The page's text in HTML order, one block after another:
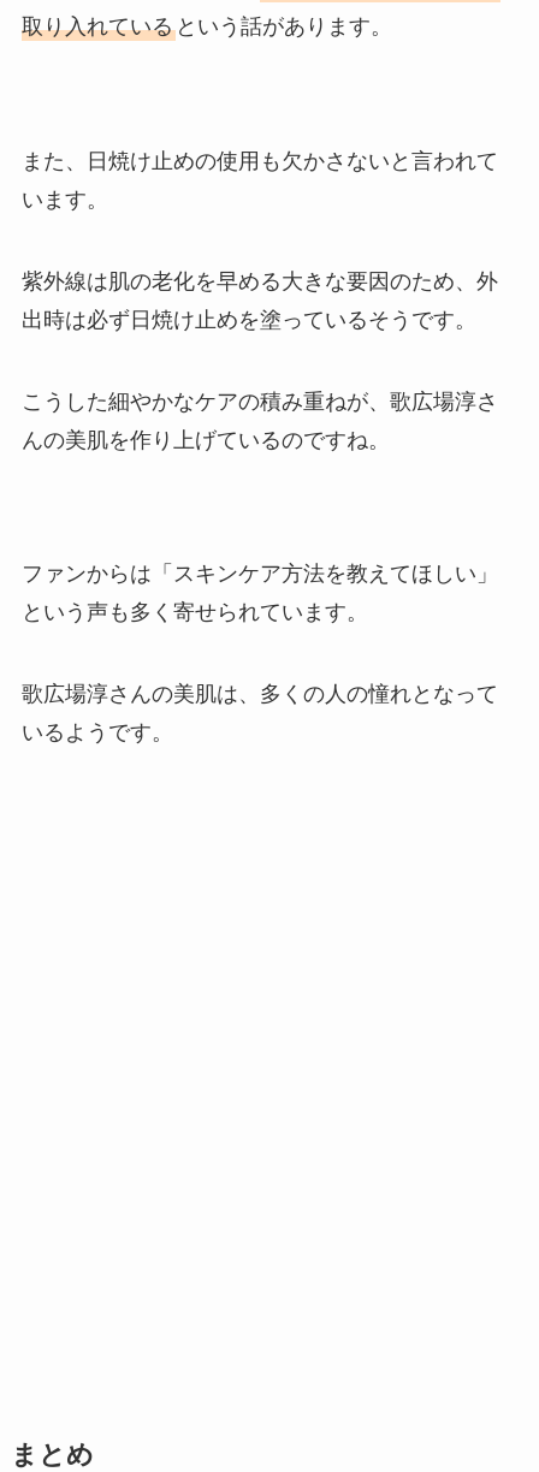
取り入れているという話があります。
また、日焼け止めの使用も欠かさないと言われて
います。
紫外線は肌の老化を早める大きな要因のため、外
出時は必ず日焼け止めを塗っているそうです。
こうした細やかなケアの積み重ねが、歌広場淳さ
んの美肌を作り上げているのですね。
ファンからは「スキンケア方法を教えてほしい」
という声も多く寄せられています。
歌広場淳さんの美肌は、多くの人の憧れとなって
いるようです。
まとめ